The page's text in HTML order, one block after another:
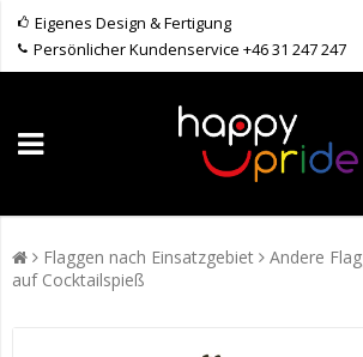
Eigenes Design & Fertigung
Persönlicher Kundenservice +46 31 247 247
Flaggen nach Einsatzgebiet Andere
auf Cocktailspieß